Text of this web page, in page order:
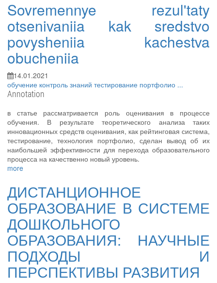
Sovremennye rezul'taty
otsenivaniia kak sredstvo
povysheniia kachestva
obucheniia
14.01.2021
обучение контроль знаний тестирование портфолио ...
Annotation
в статье рассматривается роль оценивания в процессе
обучения. В результате теоретического анализа таких
инновационных средств оценивания, как рейтинговая система,
тестирование, технология портфолио, сделан вывод об их
наибольшей эффективности для перехода образовательного
процесса на качественно новый уровень.
more
ДИСТАНЦИОННОЕ
ОБРАЗОВАНИЕ В СИСТЕМЕ
ДОШКОЛЬНОГО
ОБРАЗОВАНИЯ: НАУЧНЫЕ
ПОДХОДЫ И
ПЕРСПЕКТИВЫ РАЗВИТИЯ